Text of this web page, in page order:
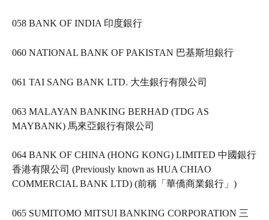
058 BANK OF INDIA 印度銀行
060 NATIONAL BANK OF PAKISTAN 巴基斯坦銀行
061 TAI SANG BANK LTD. 大生銀行有限公司
063 MALAYAN BANKING BERHAD (TDG AS
MAYBANK) 馬來亞銀行有限公司
064 BANK OF CHINA (HONG KONG) LIMITED 中國銀行
香港有限公司 (Previously known as HUA CHIAO
COMMERCIAL BANK LTD) (前稱「華僑商業銀行」)
065 SUMITOMO MITSUI BANKING CORPORATION 三